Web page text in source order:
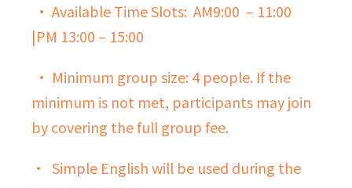
• Available Time Slots: AM9:00 – 11:00
|PM 13:00 – 15:00
• Minimum group size: 4 people. If the
minimum is not met, participants may join
by covering the full group fee.
• Simple English will be used during the